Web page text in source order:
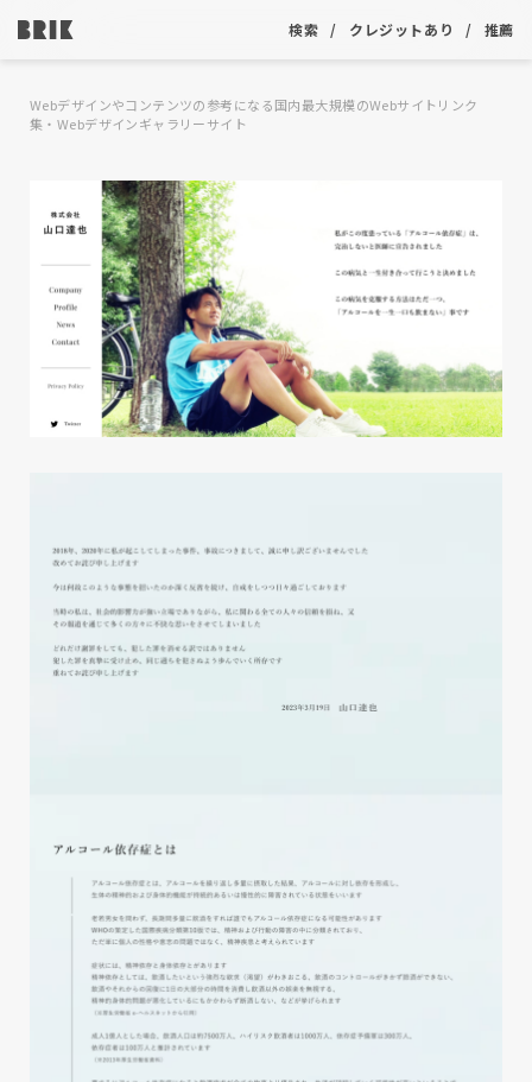
検索 クレジットあり 推薦
Webデザインやコンテンツの参考になる国内最大規模のWebサイトリンク
集・Webデザインギャラリーサイト